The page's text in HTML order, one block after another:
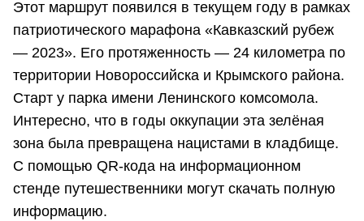
Этот маршрут появился в текущем году в рамках
патриотического марафона «Кавказский рубеж
— 2023». Его протяженность — 24 километра по
территории Новороссийска и Крымского района.
Старт у парка имени Ленинского комсомола.
Интересно, что в годы оккупации эта зелёная
зона была превращена нацистами в кладбище.
С помощью QR-кода на информационном
стенде путешественники могут скачать полную
информацию.